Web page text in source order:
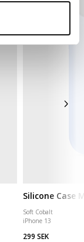
Silicone Case
Soft Cobalt
iPhone 13
299 SEK